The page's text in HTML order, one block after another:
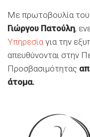
Με πρωτοβουλία του
Γιώργου Πατούλη,
Υπηρεσίαγια την
απευθύνονται στην
Προσβασιμότητας
άτομα.